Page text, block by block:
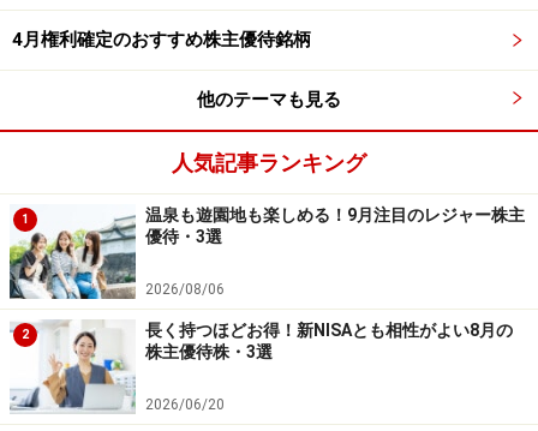
る場合があります。また、資産運用、投資はリスクを伴
います。投資に関する最終判断は、御自身の責任でお願
※記事内容は執筆時点のものです。最新の内容をご確認くださ
い。
本記事の内容は一般的な情報提供を目的としており、特定の金融
商品や投資行動を推奨するものではありません。
投資や資産運用に関する最終的なご判断はご自身の責任において
行ってください。
掲載情報の正確性・完全性については十分に配慮しております
が、その内容を保証するものではなく、これに基づく損失・損害
などについて当社は一切の責任を負いません。
最新の情報や詳細については、必ず各金融機関やサービス提供者
の公式情報をご確認ください。
4月権利確定のおすすめ株主優待銘柄
他のテーマも見る
人気記事ランキング
1
温泉も遊園地も楽しめる！9月注目のレジャー株主
優待・3選
2026/08/06
2
長く持つほどお得！新NISAとも相性がよい8月の
株主優待株・3選
2026/06/20